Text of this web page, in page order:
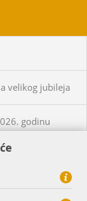
velikog jubileja
godinu